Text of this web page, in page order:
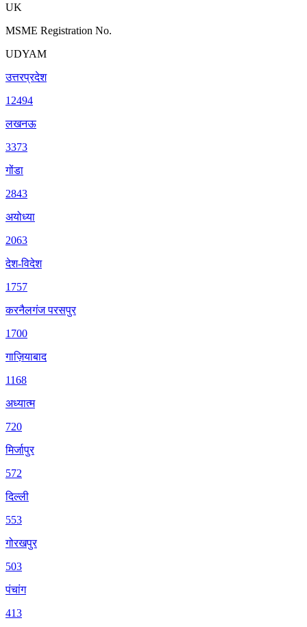
UK
MSME Registration No.
UDYAM
उत्तरप्रदेश
12494
लखनऊ
3373
गोंडा
2843
अयोध्या
2063
देश-विदेश
1757
करनैलगंज परसपुर
1700
गाज़ियाबाद
1168
अध्यात्म
720
मिर्जापुर
572
दिल्ली
553
गोरखपुर
503
पंचांग
413